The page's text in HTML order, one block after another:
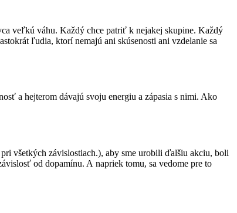
veľkú váhu. Každý chce patriť k nejakej skupine. Každý
ľudia, ktorí nemajú ani skúsenosti ani vzdelanie sa
a hejterom dávajú svoju energiu a zápasia s nimi. Ako
všetkých závislostiach.), aby sme urobili ďalšiu akciu, boli
od dopamínu. A napriek tomu, sa vedome pre to